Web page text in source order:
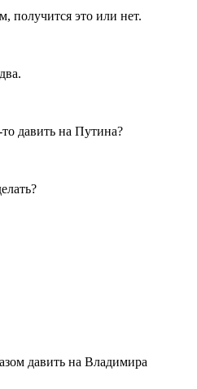
получится это или нет.
давить на Путина?
давить на Владимира